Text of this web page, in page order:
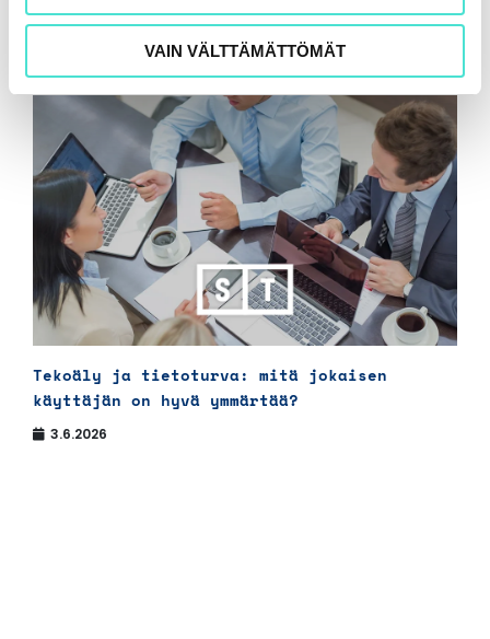
VAIN VÄLTTÄMÄTTÖMÄT
Tekoäly ja tietoturva: mitä jokaisen
käyttäjän on hyvä ymmärtää?
3.6.2026